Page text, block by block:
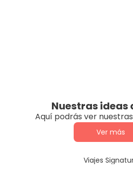
Nuestras ideas
Aquí podrás ver
Ver más
Viajes